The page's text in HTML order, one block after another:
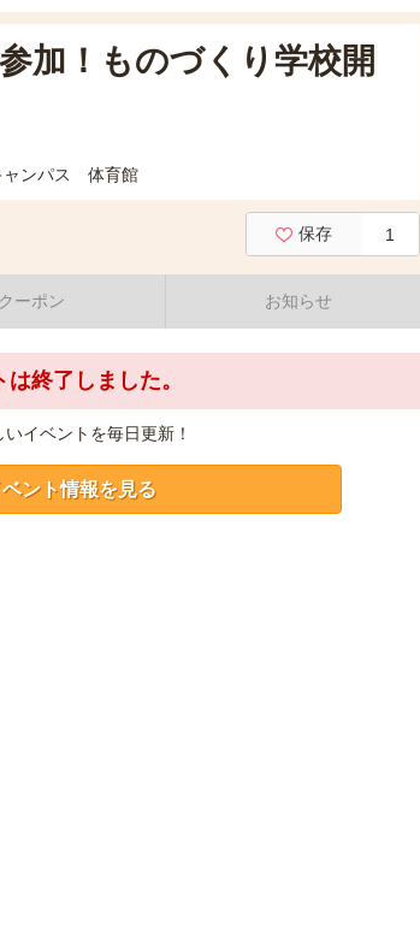
加！ものづくり学校開
ャンパス 体育館
保存 1
クーポン お知らせ
終了しました。
イベントを毎日更新！
ント情報を見る